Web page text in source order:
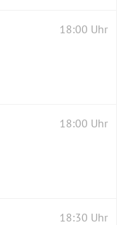
18:00 Uhr
18:00 Uhr
18:30 Uhr